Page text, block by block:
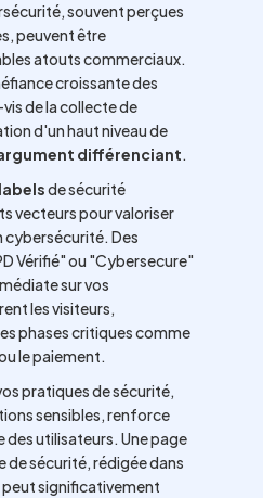
souvent perçues
peuvent être
atouts commerciaux.
croissante des
de la collecte de
d'un haut niveau de
différenciant.
de sécurité
vecteurs pour valoriser
cybersécurité. Des
Vérifié" ou "Cybersecure"
sur vos
les visiteurs,
phases critiques comme
le paiement.
pratiques de sécurité,
sensibles, renforce
utilisateurs. Une page
de sécurité, rédigée dans
peut significativement